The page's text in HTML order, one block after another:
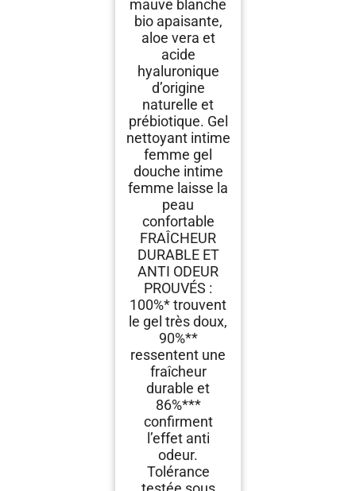
mauve blanche
bio apaisante,
aloe vera et
acide
hyaluronique
d’origine
naturelle et
prébiotique. Gel
nettoyant intime
femme gel
douche intime
femme laisse la
peau
confortable
FRAÎCHEUR
DURABLE ET
ANTI ODEUR
PROUVÉS :
100%* trouvent
le gel très doux,
90%**
ressentent une
fraîcheur
durable et
86%***
confirment
l’effet anti
odeur.
Tolérance